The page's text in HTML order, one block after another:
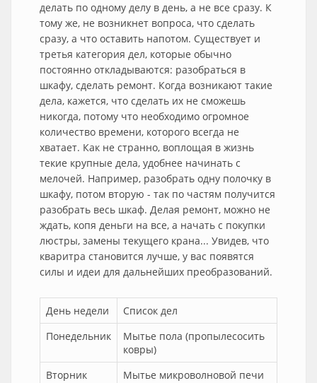
делать по одному делу в день, а не все сразу. К
тому же, не возникнет вопроса, что сделать
сразу, а что оставить напотом. Существует и
третья категория дел, которые обычно
постоянно откладываются: разобраться в
шкафу, сделать ремонт. Когда возникают такие
дела, кажется, что сделать их не сможешь
никогда, потому что необходимо огромное
количество времени, которого всегда не
хватает. Как не странно, воплощая в жизнь
текие крупные дела, удобнее начинать с
мелочей. Например, разобрать одну полочку в
шкафу, потом вторую - так по частям получится
разобрать весь шкаф. Делая ремонт, можно не
ждать, копя деньги на все, а начать с покупки
люстры, замены текущего крана... Увидев, что
кваритра становится лучше, у вас появятся
силы и идеи для дальнейших преобразований.
День недели
Список дел
Понедельник
Мытье пола (пропылесосить
ковры)
Вторник
Мытье микроволновой печи